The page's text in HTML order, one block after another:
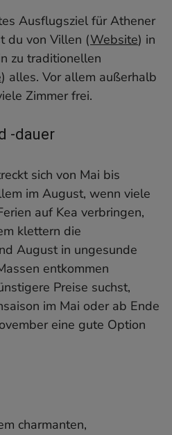
Ausflugsziel für Athener
du von Villen (Website) in
zu traditionellen
) alles. Vor allem außerhalb
Zimmer frei.
-dauer
sich von Mai bis
im August, wenn viele
auf Kea verbringen,
klettern die
August in ungesunde
entkommen
Preise suchst,
im Mai oder ab Ende
eine gute Option
charmanten,